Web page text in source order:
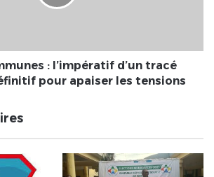
: l’impératif d’un tracé
pour apaiser les tensions